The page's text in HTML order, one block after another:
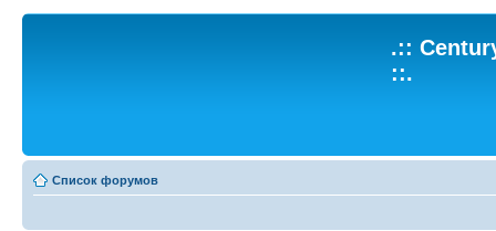
.::
::.
Список форумов